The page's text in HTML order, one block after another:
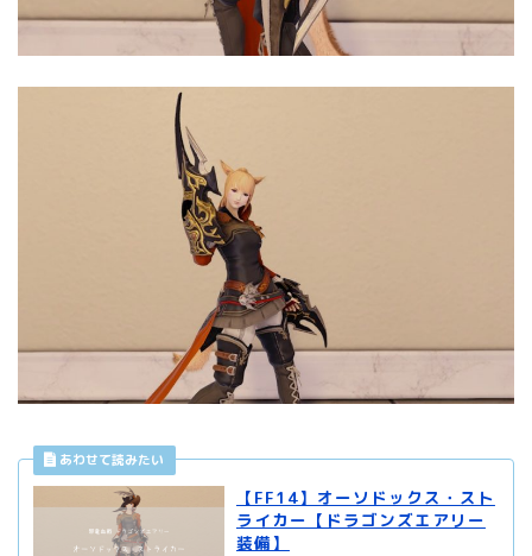
【FF14】オーソドックス・スト
ライカー【ドラゴンズエアリー
装備】